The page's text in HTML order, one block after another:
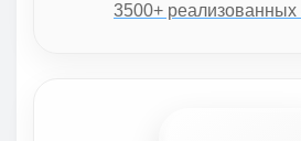
3500+ реализованных